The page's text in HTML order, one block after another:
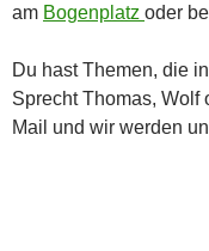
am Bogenplatz oder
Du hast Themen, die
Sprecht Thomas, Wolf
Mail und wir werden